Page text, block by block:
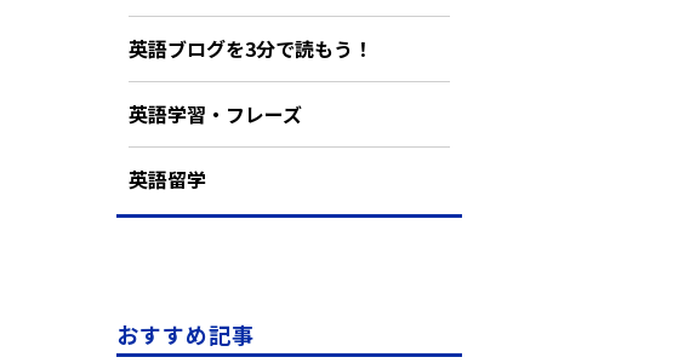
英語ブログを3分で読もう！
英語学習・フレーズ
英語留学
おすすめ記事